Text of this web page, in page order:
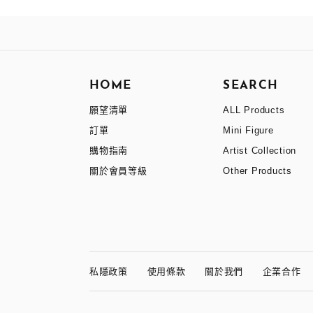
HOME
願望清單
訂單
購物指南
關於會員等級
SEARCH
ALL Products
Mini Figure
Artist Collection
Other Products
私隱政策 使用條款 關於我們 企業合作